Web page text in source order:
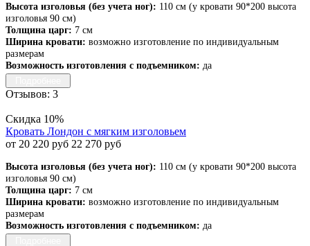
Высота изголовья (без учета ног): 110 см (у кровати 90*200 высота
изголовья 90 см)
Толщина царг: 7 см
Ширина кровати: возможно изготовление по индивидуальным
размерам
Возможность изготовления с подъемником: да
Отзывов: 3
Скидка 10%
Кровать Лондон с мягким изголовьем
от 20 220 руб 22 270 руб
Высота изголовья (без учета ног): 110 см (у кровати 90*200 высота
изголовья 90 см)
Толщина царг: 7 см
Ширина кровати: возможно изготовление по индивидуальным
размерам
Возможность изготовления с подъемником: да